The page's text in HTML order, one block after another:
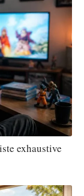
exhaustive